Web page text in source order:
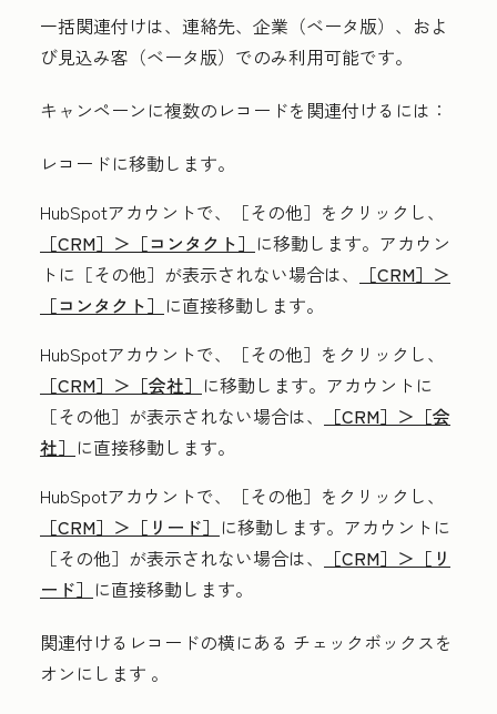
一括関連付けは、連絡先、企業（ベータ版）、およ
び見込み客（ベータ版）でのみ利用可能です。
キャンペーンに複数のレコードを関連付けるには：
レコードに移動します。
HubSpotアカウントで、
［その他］をクリックし、
［CRM］＞ ［コンタクト］ に移動します。アカウン
トに ［その他］が表示されない場合は、
［CRM］＞
［コンタクト］ に直接移動します。
HubSpotアカウントで、
［その他］をクリックし、
［CRM］＞ ［会社］ に移動します。アカウントに
［その他］が表示されない場合は、
［CRM］＞ ［会
社］ に直接移動します。
HubSpotアカウントで、
［その他］をクリックし、
［CRM］＞ ［リード］ に移動します。アカウントに
［その他］が表示されない場合は、
［CRM］＞ ［リ
ード］ に直接移動します。
関連付けるレコードの横にある チェックボックスを
オンにします 。